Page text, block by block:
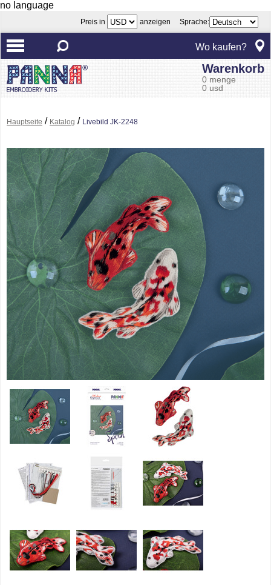
no language
Preis in anzeigen Sprache:
Wo kaufen?
Warenkorb
0 menge
0 usd
Hauptseite / Katalog / Livebild JK-2248